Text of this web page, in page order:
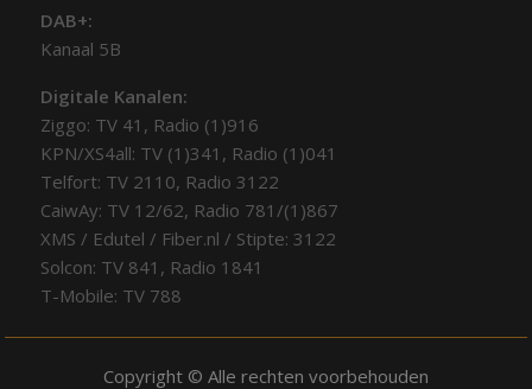
DAB+:
Kanaal 5B
Digitale Kanalen:
Ziggo: TV 41, Radio (1)916
KPN/XS4all: TV (1)341, Radio (1)041
Telfort: TV 2110, Radio 3122
CaiwAy: TV 12/62, Radio 781/(1)867
XMS / Edutel / Fiber.nl / Stipte: 3122
Solcon: TV 841, Radio 1841
T-Mobile: TV 788
Copyright © Alle rechten voorbehouden